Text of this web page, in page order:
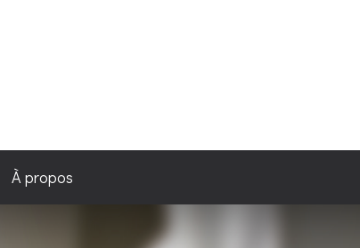
À propos